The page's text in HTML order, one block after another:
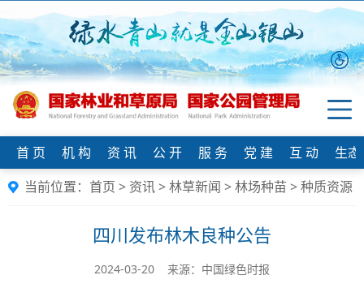
首 页 机 构 资 讯 公 开 服 务 党 建 互 动
生
当前位置： 首页 > 资讯>林草新闻 >林场种苗 >种质资源
四川发布林木良种公告
2024-03-20 来源：中国绿色时报